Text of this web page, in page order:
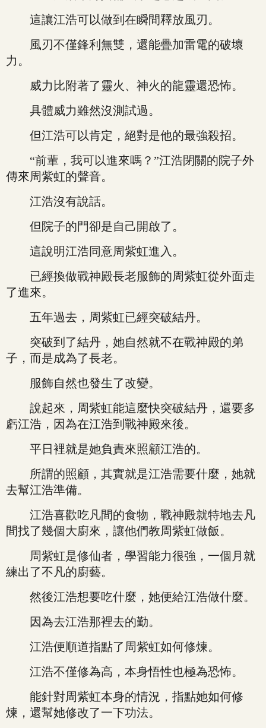
這讓江浩可以做到在瞬間釋放風刃。
風刃不僅鋒利無雙，還能疊加雷電的破壞
力。
威力比附著了靈火、神火的龍靈還恐怖。
具體威力雖然沒測試過。
但江浩可以肯定，絕對是他的最強殺招。
“前輩，我可以進來嗎？”江浩閉關的院子外
傳來周紫虹的聲音。
江浩沒有說話。
但院子的門卻是自己開啟了。
這說明江浩同意周紫虹進入。
已經換做戰神殿長老服飾的周紫虹從外面走
了進來。
五年過去，周紫虹已經突破結丹。
突破到了結丹，她自然就不在戰神殿的弟
子，而是成為了長老。
服飾自然也發生了改變。
說起來，周紫虹能這麼快突破結丹，還要多
虧江浩，因為在江浩到戰神殿來後。
平日裡就是她負責來照顧江浩的。
所謂的照顧，其實就是江浩需要什麼，她就
去幫江浩準備。
江浩喜歡吃凡間的食物，戰神殿就特地去凡
間找了幾個大廚來，讓他們教周紫虹做飯。
周紫虹是修仙者，學習能力很強，一個月就
練出了不凡的廚藝。
然後江浩想要吃什麼，她便給江浩做什麼。
因為去江浩那裡去的勤。
江浩便順道指點了周紫虹如何修煉。
江浩不僅修為高，本身悟性也極為恐怖。
能針對周紫虹本身的情況，指點她如何修
煉，還幫她修改了一下功法。